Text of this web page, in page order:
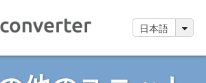
日本語